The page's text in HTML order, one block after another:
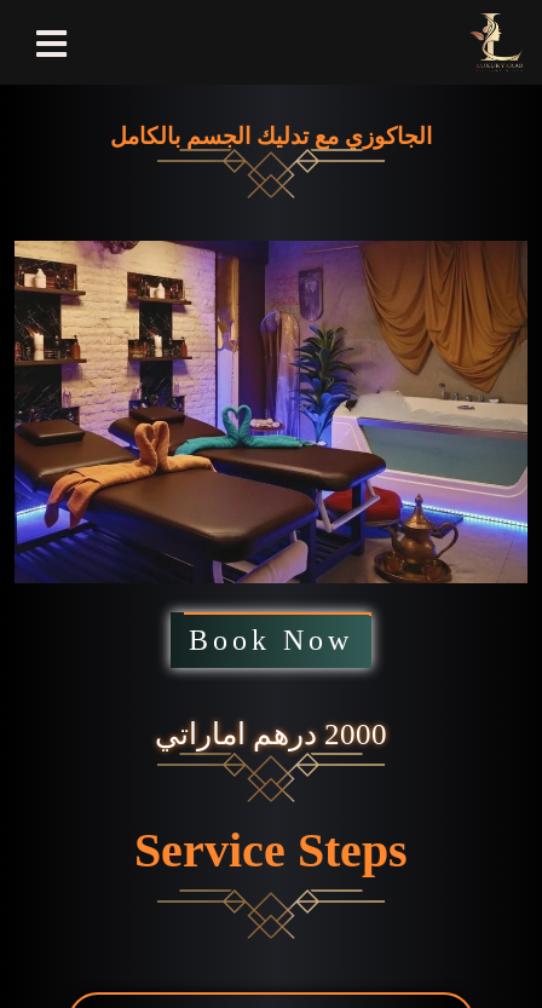
الجاكوزي مع تدليك الجسم بالكامل
Book Now
2000 درهم اماراتي
Service Steps